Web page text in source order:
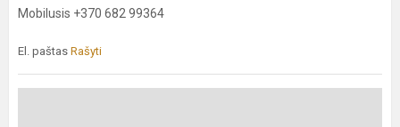
Mobilusis +370 682 99364
El. paštas Rašyti